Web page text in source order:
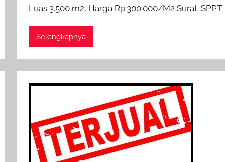
e
n
2
o
m
b
Luas 3.500 m2, Harga Rp.300.000/M2 Surat: SPPT
Selengkapnya